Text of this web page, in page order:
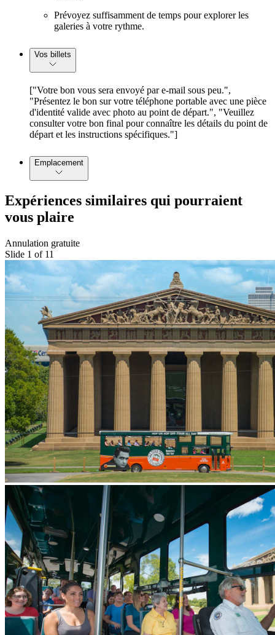
Prévoyez suffisamment de temps pour explorer les
galeries à votre rythme.
Vos billets
["Votre bon vous sera envoyé par e-mail sous peu.",
"Présentez le bon sur votre téléphone portable avec une pièce
d'identité valide avec photo au point de départ.", "Veuillez
consulter votre bon final pour connaître les détails du point de
départ et les instructions spécifiques."]
Emplacement
Expériences similaires qui pourraient
vous plaire
Annulation gratuite
Slide 1 of 11